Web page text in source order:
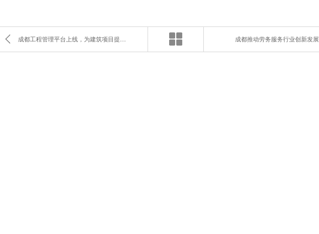
成都工程管理平台上线，为建筑项目提供便捷管理服务 成都推动劳务服务行业创新发展